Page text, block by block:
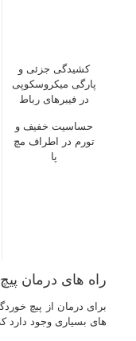
کشیدگی جزئی و
پارگی میکروسکوپی
در فیبرهای رباط
حساسیت خفیف و
تورم در اطراف مچ
پا
راه های درمان
برای درمان از پیچ
های بسیاری وجود دارد